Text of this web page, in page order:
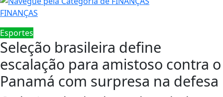
FINANÇAS
Esportes
Seleção brasileira define
escalação para amistoso contra o
Panamá com surpresa na defesa